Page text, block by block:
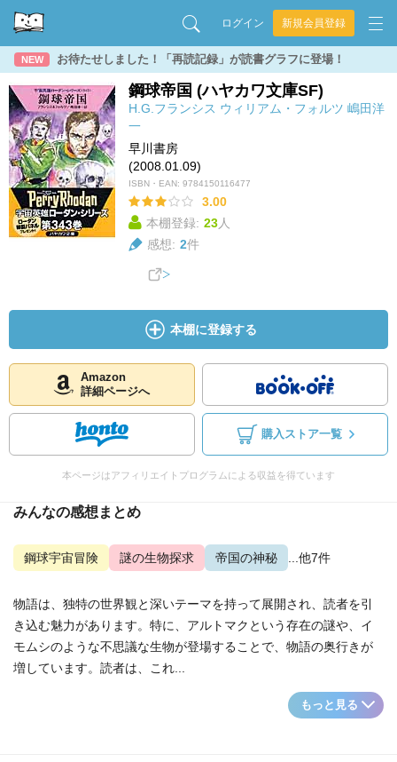
ログイン 新規会員登録
NEW お待たせしました！「再読記録」が読書グラフに登場！
鋼球帝国 (ハヤカワ文庫SF)
H.G.フランシス ウィリアム・フォルツ 嶋田洋
一
早川書房
(2008.01.09)
ISBN・EAN: 9784150116477
3.00
本棚登録: 23人
感想: 2件
本棚に登録する
Amazon
詳細ページへ
購入ストア一覧
本ページはアフィリエイトプログラムによる収益を得ています
みんなの感想まとめ
鋼球宇宙冒険 謎の生物探求 帝国の神秘 ...他7件
物語は、独特の世界観と深いテーマを持って展開され、読者を引
き込む魅力があります。特に、アルトマクという存在の謎や、イ
モムシのような不思議な生物が登場することで、物語の奥行きが
増しています。読者は、これ...
もっと見る